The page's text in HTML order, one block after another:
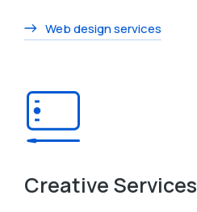
Web design services
Creative Services